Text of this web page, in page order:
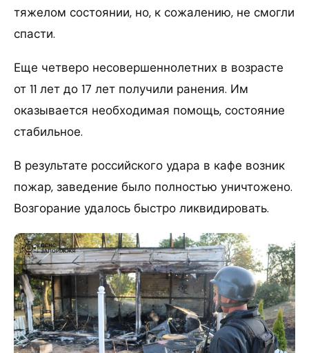
тяжелом состоянии, но, к сожалению, не смогли
спасти.
Еще четверо несовершеннолетних в возрасте
от 11 лет до 17 лет получили ранения. Им
оказывается необходимая помощь, состояние
стабильное.
В результате российского удара в кафе возник
пожар, заведение было полностью уничтожено.
Возгорание удалось быстро ликвидировать.